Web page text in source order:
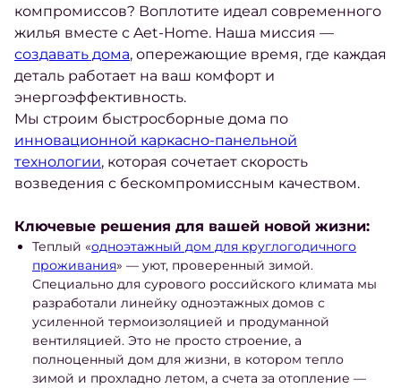
компромиссов? Воплотите идеал современного
жилья вместе с Aet-Home. Наша миссия —
создавать дома, опережающие время, где каждая
деталь работает на ваш комфорт и
энергоэффективность.
Мы строим быстросборные дома по
инновационной каркасно-панельной
технологии, которая сочетает скорость
возведения с бескомпромиссным качеством.
Ключевые решения для вашей новой жизни:
Теплый «одноэтажный дом для круглогодичного
проживания» — уют, проверенный зимой.
Специально для сурового российского климата мы
разработали линейку одноэтажных домов с
усиленной термоизоляцией и продуманной
вентиляцией. Это не просто строение, а
полноценный дом для жизни, в котором тепло
зимой и прохладно летом, а счета за отопление —